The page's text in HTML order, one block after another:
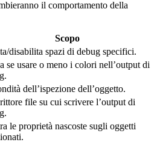
il comportamento della
Scopo
disabilita spazi di debug specifici.
se usare o meno i colori nell’output di
dell’ispezione dell’oggetto.
file su cui scrivere l’output di
le proprietà nascoste sugli oggetti